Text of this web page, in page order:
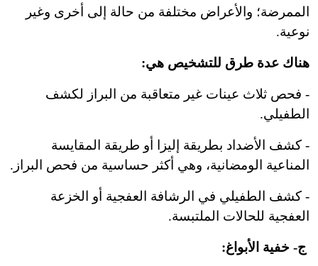
الممرضة؛ والأعراض مختلفة من حالة إلى أخرى وغير
نوعية.
هناك عدة طرق للتشخيص هي:
- فحص ثلاث عينات غير متعاقبة من البراز لكشف
الطفيلي.
- كشف الأضداد بطريقة إليزا أو طريقة المقايسة
المناعية الومضانية، وهي أكثر حساسية من فحص البراز.
- كشف الطفيلي في الرشافة العفجية أو الخزعة
العفجية للحالات الملتبسة.
ج- خفية الأبواغ: